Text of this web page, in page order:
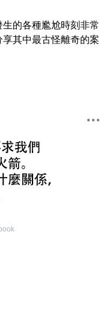
的各種尷尬時刻非常
其中最古怪離奇的案